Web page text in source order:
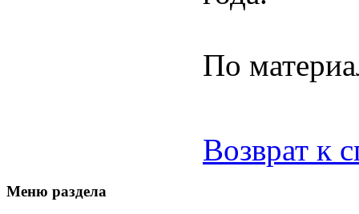
По
Возврат к
Меню раздела